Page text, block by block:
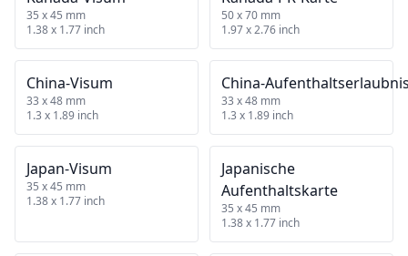
35 x 45 mm
1.38 x 1.77 inch
50 x 70 mm
1.97 x 2.76 inch
China‑Visum
33 x 48 mm
1.3 x 1.89 inch
33 x 48 mm
1.3 x 1.89 inch
Japan‑Visum
35 x 45 mm
1.38 x 1.77 inch
Japanische
Aufenthaltskarte
35 x 45 mm
1.38 x 1.77 inch